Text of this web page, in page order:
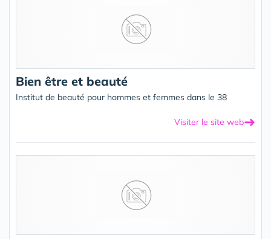
Bien être et beauté
Institut de beauté pour hommes et femmes dans le 38
Visiter le site web➜